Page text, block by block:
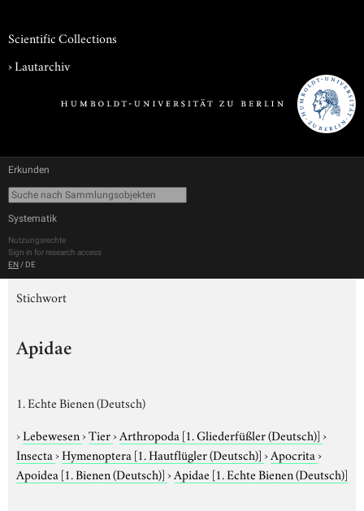
Scientific Collections
›Lautarchiv
Erkunden
Systematik
Nutzungsrechte
Sign in for research access
EN / DE
Stichwort
Apidae
1. Echte Bienen (Deutsch)
›Lebewesen›Tier›Arthropoda [1. Gliederfüßler (Deutsch)]›
Insecta›Hymenoptera [1. Hautflügler (Deutsch)]›Apocrita›
Apoidea [1. Bienen (Deutsch)]›Apidae [1. Echte Bienen (Deutsch)]